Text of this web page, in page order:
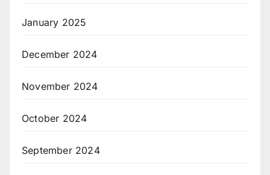
January 2025
December 2024
November 2024
October 2024
September 2024